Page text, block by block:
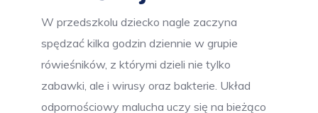
W przedszkolu dziecko nagle zaczyna
spędzać kilka godzin dziennie w grupie
rówieśników, z którymi dzieli nie tylko
zabawki, ale i wirusy oraz bakterie. Układ
odpornościowy malucha uczy się na bieżąco